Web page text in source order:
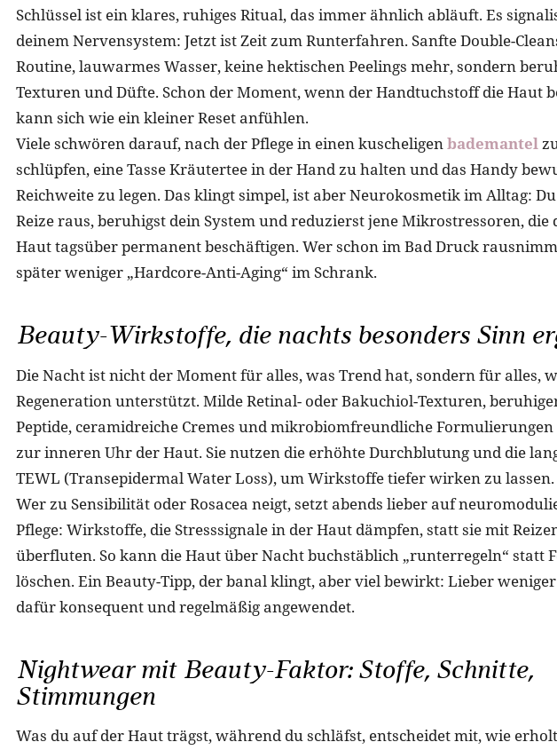
Schlüssel ist ein klares, ruhiges Ritual, das immer ähnlich abläuft. Es
deinem Nervensystem: Jetzt ist Zeit zum Runterfahren. Sanfte Double-
Routine, lauwarmes Wasser, keine hektischen Peelings mehr, sondern
Texturen und Düfte. Schon der Moment, wenn der Handtuchstoff die Haut
kann sich wie ein kleiner Reset anfühlen.
Viele schwören darauf, nach der Pflege in einen kuscheligenbademantel
schlüpfen, eine Tasse Kräutertee in der Hand zu halten und das Handy
Reichweite zu legen. Das klingt simpel, ist aber Neurokosmetik im Alltag:
Reize raus, beruhigst dein System und reduzierst jene Mikrostressoren, die
Haut tagsüber permanent beschäftigen. Wer schon im Bad Druck
später weniger „Hardcore-Anti-Aging“ im Schrank.
Beauty-Wirkstoffe, die nachts besonders Sinn
Die Nacht ist nicht der Moment für alles, was Trend hat, sondern für alles,
Regeneration unterstützt. Milde Retinal- oder Bakuchiol-Texturen,
Peptide, ceramidreiche Cremes und mikrobiomfreundliche Formulierungen
zur inneren Uhr der Haut. Sie nutzen die erhöhte Durchblutung und die
TEWL (Transepidermal Water Loss), um Wirkstoffe tiefer wirken zu lassen.
Wer zu Sensibilität oder Rosacea neigt, setzt abends lieber auf
Pflege: Wirkstoffe, die Stresssignale in der Haut dämpfen, statt sie mit
überfluten. So kann die Haut über Nacht buchstäblich „runterregeln“ statt
löschen. Ein Beauty-Tipp, der banal klingt, aber viel bewirkt: Lieber
dafür konsequent und regelmäßig angewendet.
Nightwear mit Beauty-Faktor: Stoffe, Schnitte,
Stimmungen
Was du auf der Haut trägst, während du schläfst, entscheidet mit, wie